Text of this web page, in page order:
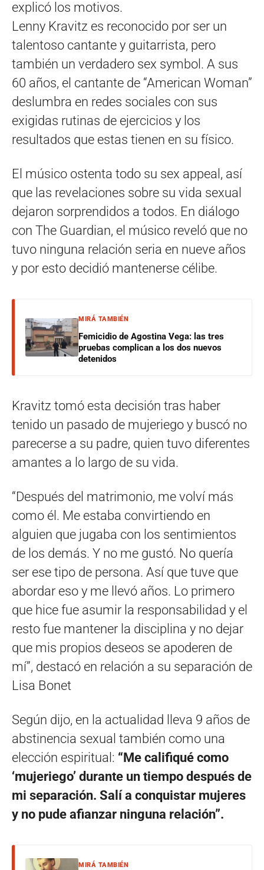
explicó los motivos.
Lenny Kravitz es reconocido por ser un
talentoso cantante y guitarrista, pero
también un verdadero sex symbol. A sus
60 años, el cantante de “American Woman”
deslumbra en redes sociales con sus
exigidas rutinas de ejercicios y los
resultados que estas tienen en su físico.
El músico ostenta todo su sex appeal, así
que las revelaciones sobre su vida sexual
dejaron sorprendidos a todos. En diálogo
con The Guardian, el músico reveló que no
tuvo ninguna relación seria en nueve años
y por esto decidió mantenerse célibe.
MIRÁ TAMBIÉN
Femicidio de Agostina Vega: las tres
pruebas complican a los dos nuevos
detenidos
Kravitz tomó esta decisión tras haber
tenido un pasado de mujeriego y buscó no
parecerse a su padre, quien tuvo diferentes
amantes a lo largo de su vida.
“Después del matrimonio, me volví más
como él. Me estaba convirtiendo en
alguien que jugaba con los sentimientos
de los demás. Y no me gustó. No quería
ser ese tipo de persona. Así que tuve que
abordar eso y me llevó años. Lo primero
que hice fue asumir la responsabilidad y el
resto fue mantener la disciplina y no dejar
que mis propios deseos se apoderen de
mí”, destacó en relación a su separación de
Lisa Bonet
Según dijo, en la actualidad lleva 9 años de
abstinencia sexual también como una
elección espiritual: “Me califiqué como
‘mujeriego’ durante un tiempo después de
mi separación. Salí a conquistar mujeres
y no pude afianzar ninguna relación”.
MIRÁ TAMBIÉN